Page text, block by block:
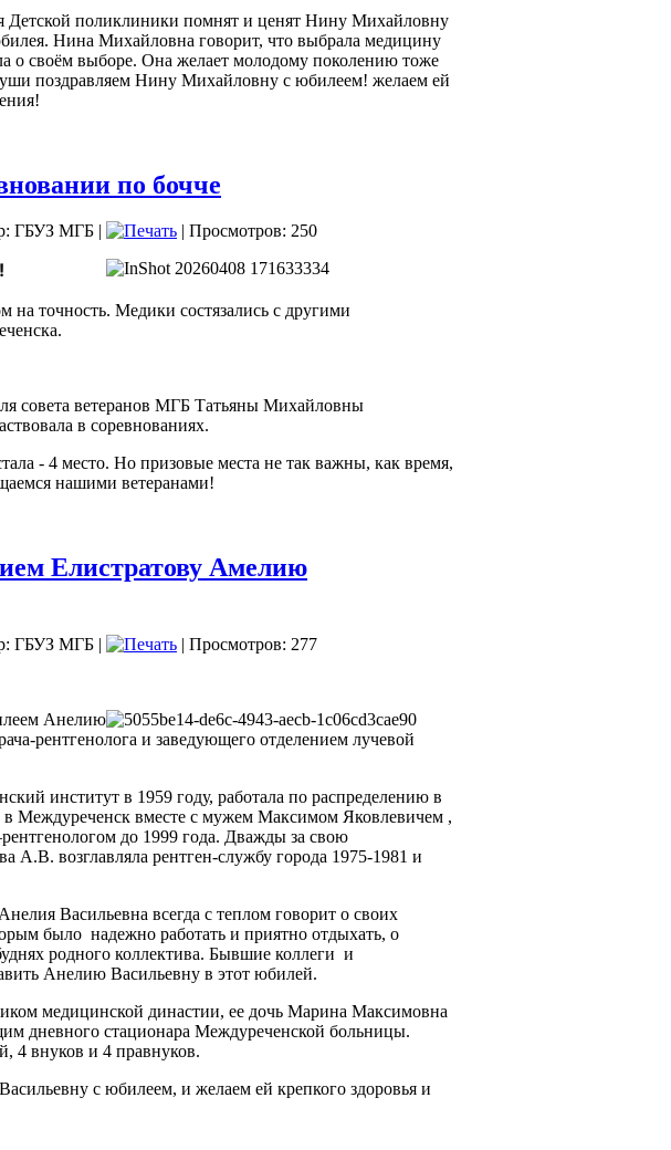
Детской поликлиники помнят и ценят Нину Михайловну
Нина Михайловна говорит, что выбрала медицину
о своём выборе. Она желает молодому поколению тоже
поздравляем Нину Михайловну с юбилеем! желаем ей
по бочче
ГБУЗ МГБ | | Просмотров: 250
на точность. Медики состязались с другими
совета ветеранов МГБ Татьяны Михайловны
в соревнованиях.
- 4 место. Но призовые места не так важны, как время,
нашими ветеранами!
Елистратову Амелию
ГБУЗ МГБ | | Просмотров: 277
Анелию
рентгенолога и заведующего отделением лучевой
институт в 1959 году, работала по распределению в
в Междуреченск вместе с мужем Максимом Яковлевичем ,
до 1999 года. Дважды за свою
А.В. возглавляла рентген-службу города 1975-1981 и
Васильевна всегда с теплом говорит о своих
было надежно работать и приятно отдыхать, о
родного коллектива. Бывшие коллеги и
Анелию Васильевну в этот юбилей.
медицинской династии, ее дочь Марина Максимовна
дневного стационара Междуреченской больницы.
4 внуков и 4 правнуков.
с юбилеем, и желаем ей крепкого здоровья и